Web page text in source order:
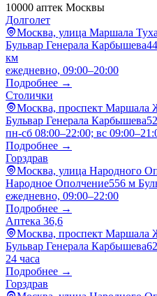
10000 аптек Москвы
Долголет
Москва, улица Маршала
Бульвар Генерала Карбышева
км
ежедневно, 09:00–20:00
Подробнее →
Столички
Москва, проспект Маршала
Бульвар Генерала Карбышева
пн-сб 08:00–22:00; вс
Подробнее →
Горздрав
Москва, улица Народного
Народное Ополчение556 м
ежедневно, 09:00–22:00
Подробнее →
Аптека 36,6
Москва, проспект Маршала
Бульвар Генерала Карбышева
24 часа
Подробнее →
Горздрав